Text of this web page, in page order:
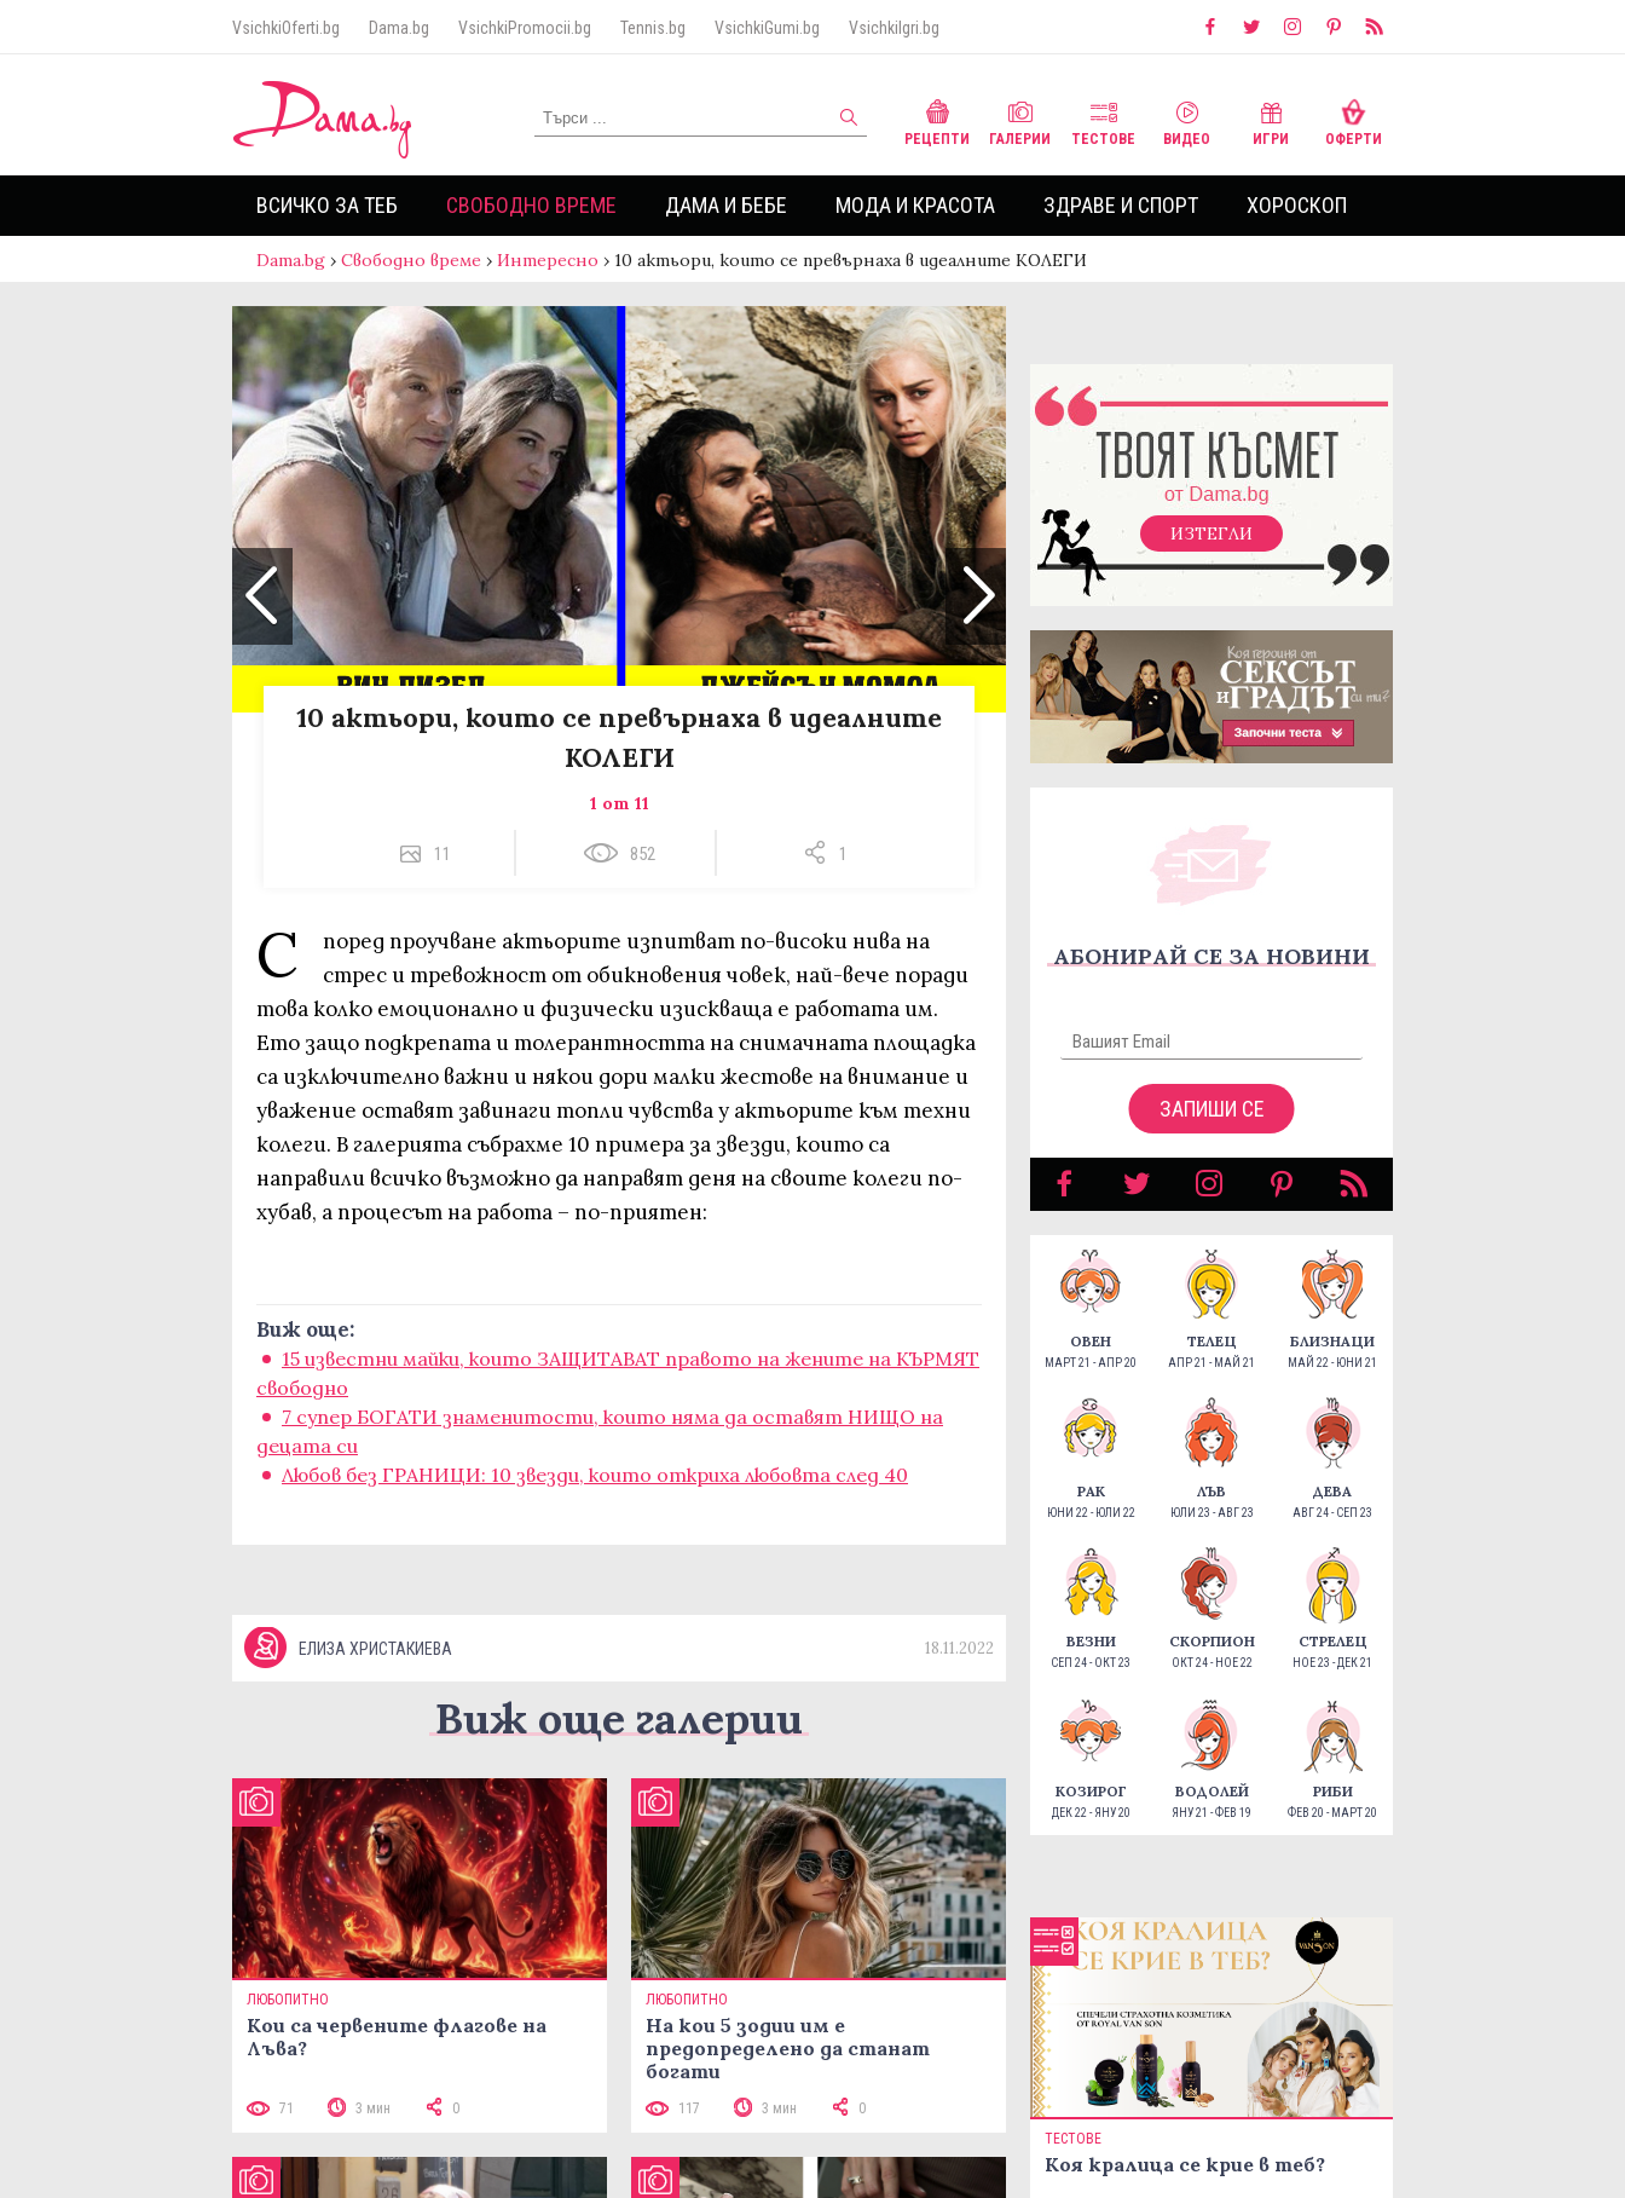
VsichkiOferti.bg Dama.bg VsichkiPromocii.bg Tennis.bg VsichkiGumi.bg VsichkiIgri.bg
РЕЦЕПТИ ГАЛЕРИИ ТЕСТОВЕ ВИДЕО ИГРИ ОФЕРТИ
ВСИЧКО ЗА ТЕБ СВОБОДНО ВРЕМЕ ДАМА И БЕБЕ МОДА И КРАСОТА ЗДРАВЕ И СПОРТ ХОРОСКОП
Dama.bg › Свободно време › Интересно › 10 актьори, които се превърнаха в идеалните КОЛЕГИ
10 актьори, които се превърнаха в идеалните
КОЛЕГИ
1 от 11
11 852 1
С
поред проучване актьорите изпитват по-високи нива на
стрес и тревожност от обикновения човек, най-вече поради
това колко емоционално и физически изискваща е работата им.
Ето защо подкрепата и толерантността на снимачната площадка
са изключително важни и някои дори малки жестове на внимание и
уважение оставят завинаги топли чувства у актьорите към техни
колеги. В галерията събрахме 10 примера за звезди, които са
направили всичко възможно да направят деня на своите колеги по-
хубав, а процесът на работа – по-приятен:
Виж още:
15 известни майки, които ЗАЩИТАВАТ правото на жените на КЪРМЯТ
свободно
7 супер БОГАТИ знаменитости, които няма да оставят НИЩО на
децата си
Любов без ГРАНИЦИ: 10 звезди, които откриха любовта след 40
ЕЛИЗА ХРИСТАКИЕВА 18.11.2022
Виж още галерии
ЛЮБОПИТНО
Кои са червените флагове на
Лъва?
71 3 мин 0
ЛЮБОПИТНО
На кои 5 зодии им е
предопределено да станат
богати
117 3 мин 0
ИЗТЕГЛИ
АБОНИРАЙ СЕ ЗА НОВИНИ
ЗАПИШИ СЕ
ОВЕН
МАРТ 21 - АПР 20
ТЕЛЕЦ
АПР 21 - МАЙ 21
БЛИЗНАЦИ
МАЙ 22 - ЮНИ 21
РАК
ЮНИ 22 - ЮЛИ 22
ЛЪВ
ЮЛИ 23 - АВГ 23
ДЕВА
АВГ 24 - СЕП 23
ВЕЗНИ
СЕП 24 - ОКТ 23
СКОРПИОН
ОКТ 24 - НОЕ 22
СТРЕЛЕЦ
НОЕ 23 - ДЕК 21
КОЗИРОГ
ДЕК 22 - ЯНУ 20
ВОДОЛЕЙ
ЯНУ 21 - ФЕВ 19
РИБИ
ФЕВ 20 - МАРТ 20
ТЕСТОВЕ
Коя кралица се крие в теб?